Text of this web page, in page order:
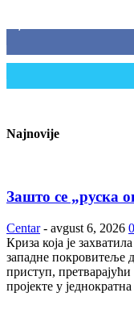
Najnovije
Зашто се „руска
Centar - avgust 6, 2026 0
Криза која је
западне покровитеље
приступ,
пројекте у